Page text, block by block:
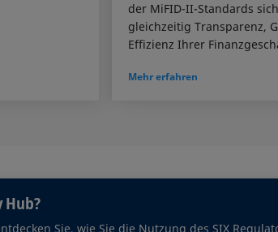
der MiFID-II-Standards
gleichzeitig Transparenz,
Effizienz Ihrer
Mehr erfahren
Hub?
Sie, wie Sie die Nutzung des SIX